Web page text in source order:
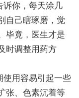
诉你，每天涂几
自己瞎琢磨，觉
毕竟，医生才是
时调整用药方
使用容易引起一些
张、色素沉着等